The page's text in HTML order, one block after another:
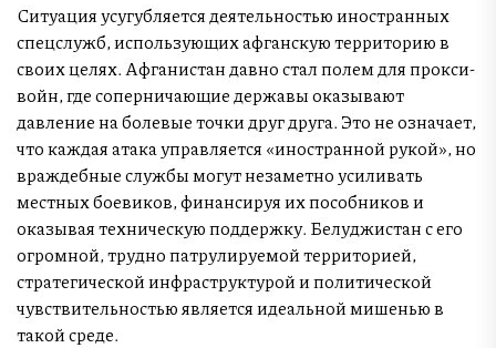
Ситуация усугубляется деятельностью иностранных
спецслужб, использующих афганскую территорию в
своих целях. Афганистан давно стал полем для прокси-
войн, где соперничающие державы оказывают
давление на болевые точки друг друга. Это не означает,
что каждая атака управляется «иностранной рукой», но
враждебные службы могут незаметно усиливать
местных боевиков, финансируя их пособников и
оказывая техническую поддержку. Белуджистан с его
огромной, трудно патрулируемой территорией,
стратегической инфраструктурой и политической
чувствительностью является идеальной мишенью в
такой среде.